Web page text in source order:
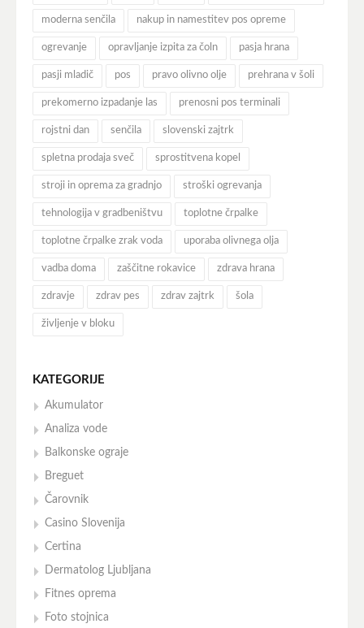
moderna senčila nakup in namestitev pos opreme
ogrevanje opravljanje izpita za čoln pasja hrana
pasji mladič pos pravo olivno olje prehrana v šoli
prekomerno izpadanje las prenosni pos terminali
rojstni dan senčila slovenski zajtrk
spletna prodaja sveč sprostitvena kopel
stroji in oprema za gradnjo stroški ogrevanja
tehnologija v gradbeništvu toplotne črpalke
toplotne črpalke zrak voda uporaba olivnega olja
vadba doma zaščitne rokavice zdrava hrana
zdravje zdrav pes zdrav zajtrk šola
življenje v bloku
KATEGORIJE
Akumulator
Analiza vode
Balkonske ograje
Breguet
Čarovnik
Casino Slovenija
Certina
Dermatolog Ljubljana
Fitnes oprema
Foto stojnica